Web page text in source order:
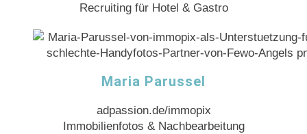
Recruiting für Hotel & Gastro
Maria Parussel
adpassion.de/immopix
Immobilienfotos & Nachbearbeitung